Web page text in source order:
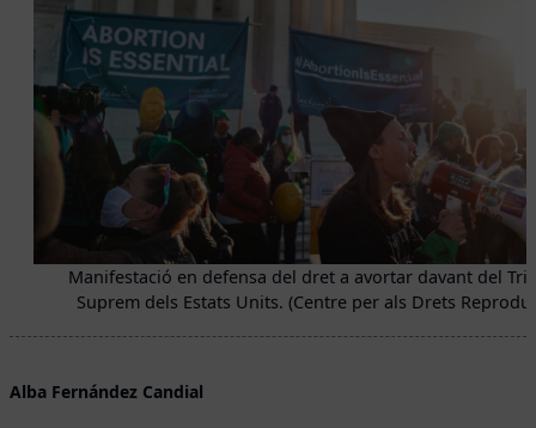
Manifestació en defensa del dret a avortar davant del
Suprem dels Estats Units. (Centre per als Drets
Alba Fernández Candial